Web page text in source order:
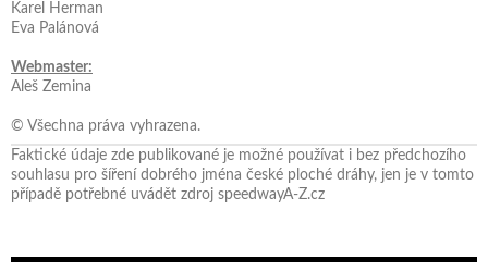
Karel Herman
Eva Palánová
Webmaster:
Aleš Zemina
© Všechna práva vyhrazena.
Faktické údaje zde publikované je možné používat i bez předchozího
souhlasu pro šíření dobrého jména české ploché dráhy, jen je v tomto
případě potřebné uvádět zdroj speedwayA-Z.cz